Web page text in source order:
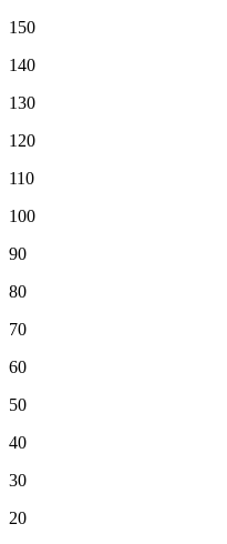
150
140
130
120
110
100
90
80
70
60
50
40
30
20